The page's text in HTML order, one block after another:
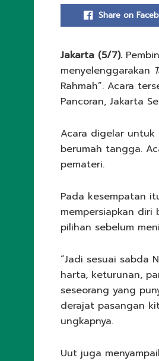
Share on
Jakarta (5/7).
menyelenggarakan
Rahmah”. Acara
Pancoran, Jakarta
Acara digelar untuk
berumah tangga.
pemateri.
Pada kesempatan
mempersiapkan diri
pilihan sebelum
“Jadi sesuai sabda
harta, keturunan,
seseorang yang
derajat pasangan
ungkapnya.
Uut juga